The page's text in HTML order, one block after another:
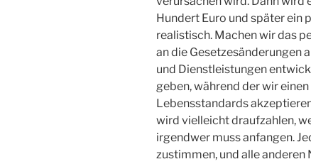
Hundert Euro und später ein
realistisch. Machen wir das
an die Gesetzesänderungen
und Dienstleistungen
geben, während der wir
Lebensstandards
wird vielleicht draufzahlen,
irgendwer muss anfangen.
zustimmen, und alle